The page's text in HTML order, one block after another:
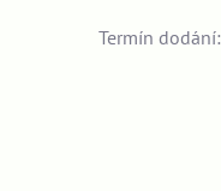
Termín dodání: